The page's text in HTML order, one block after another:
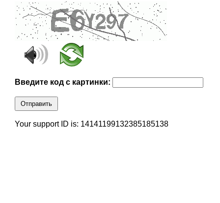
Введите код с картинки:
Отправить
Your support ID is: 14141199132385185138